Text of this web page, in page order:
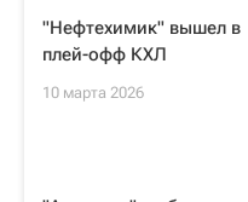
"Нефтехимик" вышел в
плей-офф КХЛ
10 марта 2026